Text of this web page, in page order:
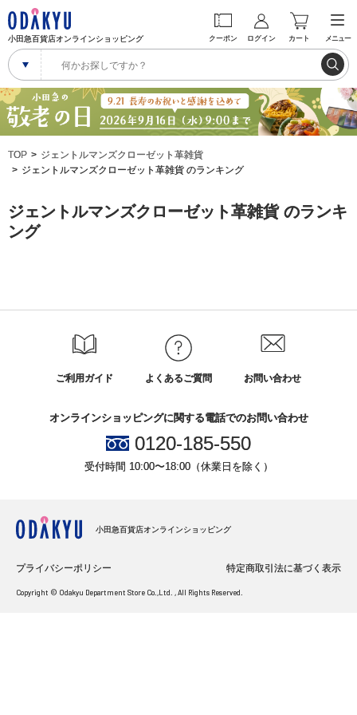
小田急百貨店オンラインショッピング クーポン ログイン カート メニュー
TOP
ジェントルマンズクローゼット革雑貨
ジェントルマンズクローゼット革雑貨 のランキング
ジェントルマンズクローゼット革雑貨 のランキ
ング
ご利用ガイド よくあるご質問 お問い合わせ
オンラインショッピングに関する電話でのお問い合わせ
0120-185-550
受付時間 10:00〜18:00（休業日を除く）
小田急百貨店オンラインショッピング
プライバシーポリシー 特定商取引法に基づく表示
Copyright © Odakyu Department Store Co.,Ltd. , All Rights Reserved.